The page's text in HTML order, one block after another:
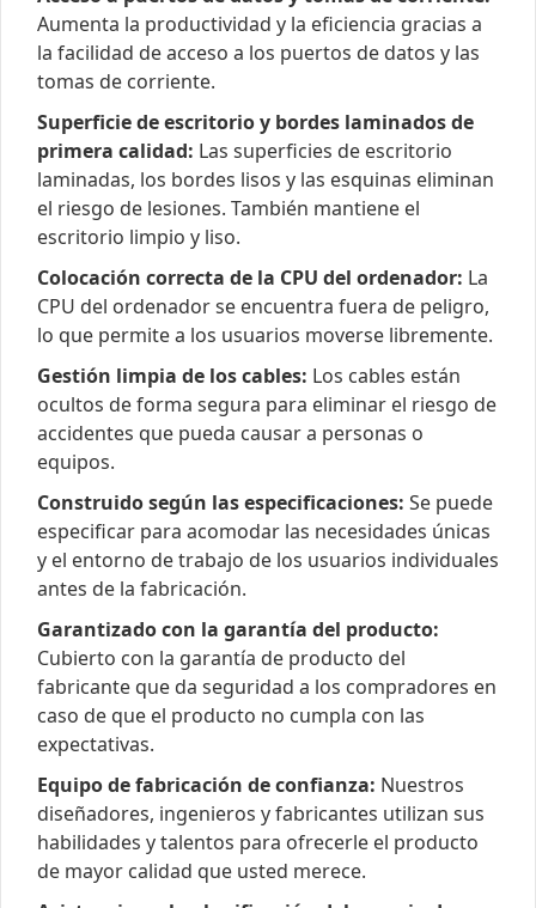
Aumenta la productividad y la eficiencia gracias a
la facilidad de acceso a los puertos de datos y las
tomas de corriente.
Superficie de escritorio y bordes laminados de
primera calidad: Las superficies de escritorio
laminadas, los bordes lisos y las esquinas eliminan
el riesgo de lesiones. También mantiene el
escritorio limpio y liso.
Colocación correcta de la CPU del ordenador: La
CPU del ordenador se encuentra fuera de peligro,
lo que permite a los usuarios moverse libremente.
Gestión limpia de los cables: Los cables están
ocultos de forma segura para eliminar el riesgo de
accidentes que pueda causar a personas o
equipos.
Construido según las especificaciones: Se puede
especificar para acomodar las necesidades únicas
y el entorno de trabajo de los usuarios individuales
antes de la fabricación.
Garantizado con la garantía del producto:
Cubierto con la garantía de producto del
fabricante que da seguridad a los compradores en
caso de que el producto no cumpla con las
expectativas.
Equipo de fabricación de confianza: Nuestros
diseñadores, ingenieros y fabricantes utilizan sus
habilidades y talentos para ofrecerle el producto
de mayor calidad que usted merece.